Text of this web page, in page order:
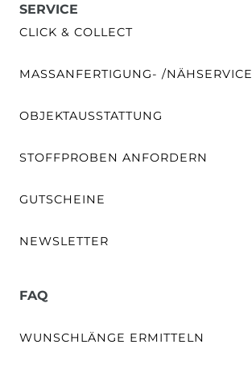
SERVICE
CLICK & COLLECT
MASSANFERTIGUNG- /NÄHSERVICE
OBJEKTAUSSTATTUNG
STOFFPROBEN ANFORDERN
GUTSCHEINE
NEWSLETTER
FAQ
WUNSCHLÄNGE ERMITTELN